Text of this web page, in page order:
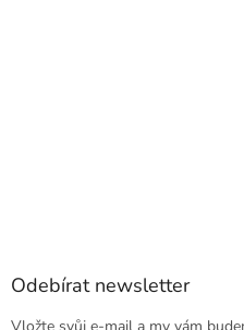
Odebírat newsletter